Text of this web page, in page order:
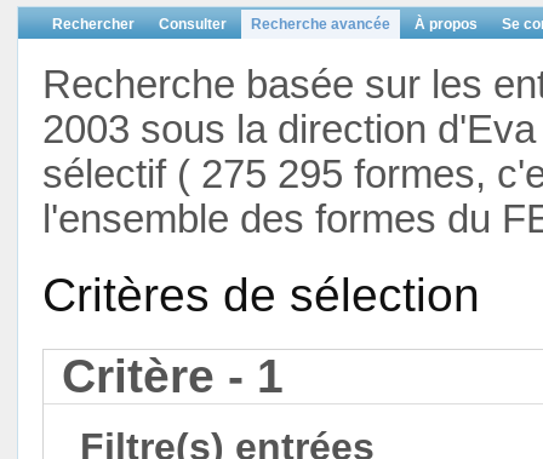
Rechercher Consulter Recherche avancée À propos Se
Recherche basée sur les
2003 sous la direction
sélectif ( 275 295 formes,
l'ensemble des formes du
Critères de sélection
Critère - 1
Filtre(s) entrées